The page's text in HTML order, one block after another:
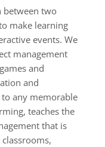
between two
make learning
events. We
management
and
and
any memorable
teaches the
that is